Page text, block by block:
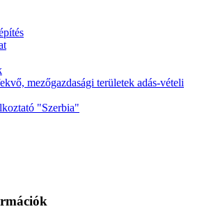
mezőgazdasági területek adás-vételi
"Szerbia"